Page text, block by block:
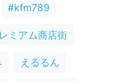
#kfm789
ミアム商店街
えるるん